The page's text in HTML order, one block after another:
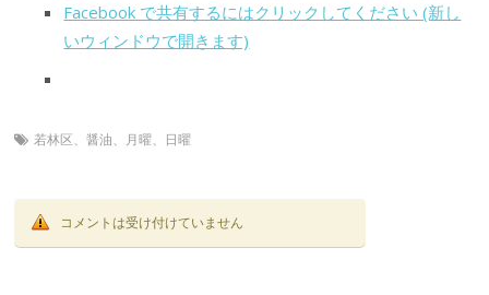
Facebook で共有するにはクリックしてください (新し
いウィンドウで開きます)
若林区、醤油、月曜、日曜
コメントは受け付けていません